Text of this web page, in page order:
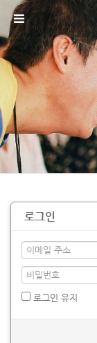
로그인
로그인 유지